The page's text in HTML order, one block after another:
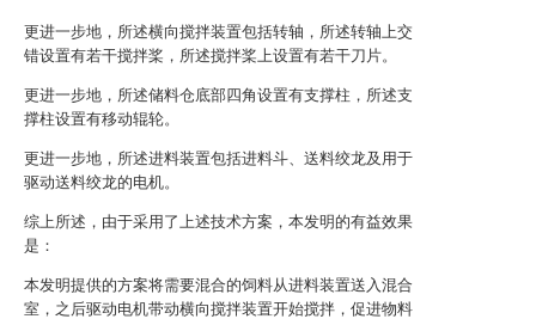
更进一步地，所述横向搅拌装置包括转轴，所述转轴上交
错设置有若干搅拌桨，所述搅拌桨上设置有若干刀片。
更进一步地，所述储料仓底部四角设置有支撑柱，所述支
撑柱设置有移动辊轮。
更进一步地，所述进料装置包括进料斗、送料绞龙及用于
驱动送料绞龙的电机。
综上所述，由于采用了上述技术方案，本发明的有益效果
是：
本发明提供的方案将需要混合的饲料从进料装置送入混合
室，之后驱动电机带动横向搅拌装置开始搅拌，促进物料